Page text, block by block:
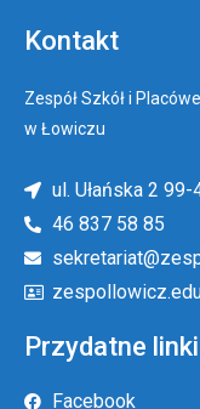
Kontakt
Zespół Szkół i
w Łowiczu
ul. Ułańska 2
46 837 58 85
Przydatne linki
Facebook